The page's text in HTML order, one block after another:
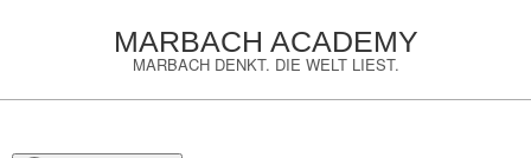
MARBACH ACADEMY
MARBACH DENKT. DIE WELT LIEST.